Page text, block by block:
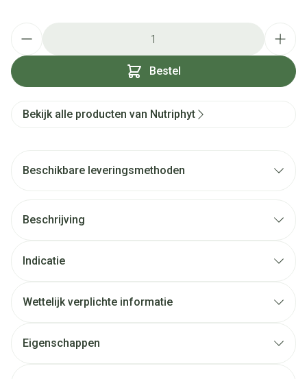
Bestel
Bekijk alle producten van Nutriphyt
Beschikbare leveringsmethoden
Beschrijving
Indicatie
Wettelijk verplichte informatie
Eigenschappen